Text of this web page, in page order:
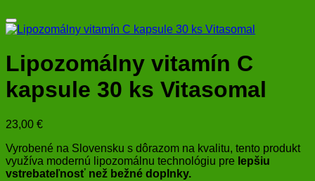
Lipozomálny vitamín C
kapsule 30 ks Vitasomal
23,00 €
Vyrobené na Slovensku s dôrazom na kvalitu, tento produkt
využíva modernú lipozomálnu technológiu pre lepšiu
vstrebateľnosť než bežné doplnky.